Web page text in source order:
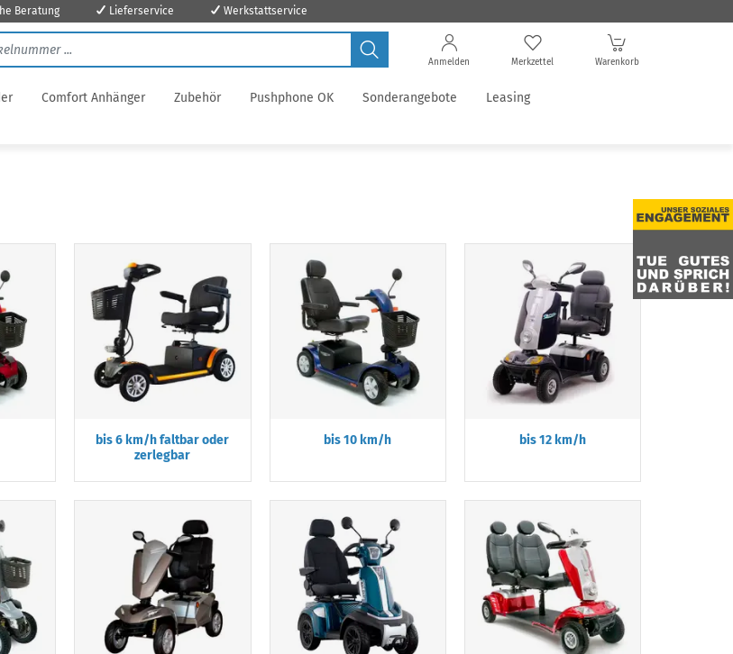
Beratung Lieferservice Werkstattservice
Anmelden Merkzettel Warenkorb
Comfort Anhänger Zubehör Pushphone OK Sonderangebote
Leasing
bis 6 km/h faltbar oder
zerlegbar
bis 10 km/h bis 12 km/h